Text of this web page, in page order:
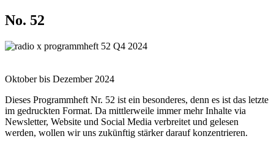
No. 52
Oktober bis Dezember 2024
Dieses Programmheft Nr. 52 ist ein besonderes, denn es ist das letzte
im gedruckten Format. Da mittlerweile immer mehr Inhalte via
Newsletter, Website und Social Media verbreitet und gelesen
werden, wollen wir uns zukünftig stärker darauf konzentrieren.